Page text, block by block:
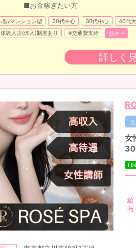
■お金稼ぎたい方
型/マンション型 20代中心 30代中心 40代
験入店(体入)制度あり #交通費支給 続き
詳しく
女
30
給
与